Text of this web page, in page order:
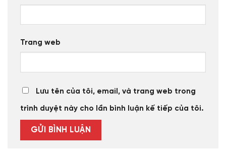
Trang web
Lưu tên của tôi, email, và trang web trong
trình duyệt này cho lần bình luận kế tiếp của tôi.